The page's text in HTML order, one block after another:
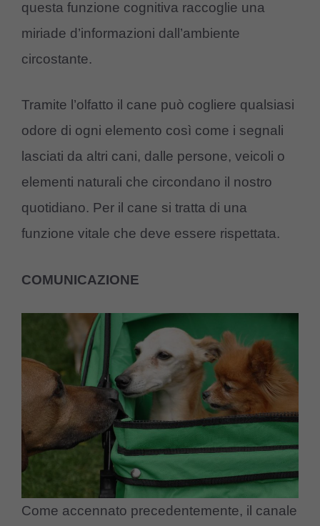
questa funzione cognitiva raccoglie una
miriade d’informazioni dall’ambiente
circostante.
Tramite l’olfatto il cane può cogliere qualsiasi
odore di ogni elemento così come i segnali
lasciati da altri cani, dalle persone, veicoli o
elementi naturali che circondano il nostro
quotidiano. Per il cane si tratta di una
funzione vitale che deve essere rispettata.
COMUNICAZIONE
Come accennato precedentemente, il canale